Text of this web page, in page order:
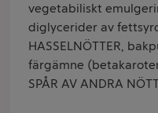
vegetabiliskt
diglycerider av
HASSELNÖTTER,
färgämne
SPÅR AV ANDRA